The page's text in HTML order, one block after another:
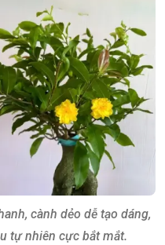
cành dẻo dễ tạo dáng,
tự nhiên cực bắt mắt.